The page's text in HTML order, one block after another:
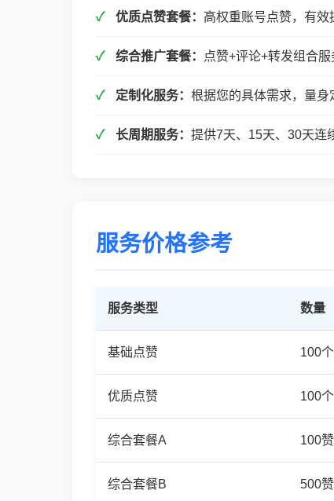
优质点赞套餐： 高权重账号点赞，有效
综合推广套餐： 点赞+评论+转发组合
定制化服务： 根据您的具体需求，量
长周期服务： 提供7天、15天、30天连
服务价格参考
服务类型 数量
基础点赞 100个
优质点赞 100个
综合套餐A 100
综合套餐B 500